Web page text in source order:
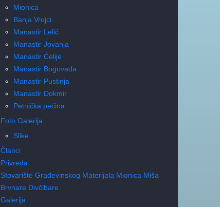
Mionica
Banja Vrujci
Manastir Lelić
Manastir Jovanja
Manastir Ćelije
Manastir Bogovađa
Manastir Pustinja
Manastir Dokmir
Petnička pećina
Foto Galerija
Slike
Članci
Privreda
Stovarište Građevinskog Materijala Mionica Miša
Brvnare Divčibare
Galerija